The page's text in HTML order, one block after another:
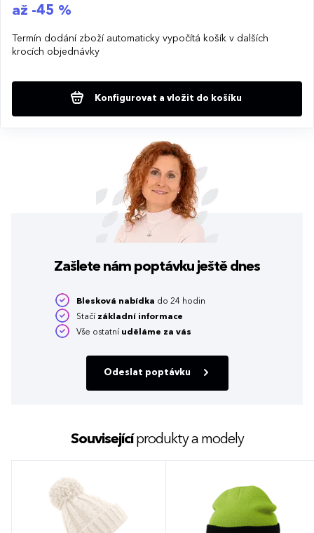
až -45 %
Termín dodání zboží automaticky vypočítá košík v dalších
krocích objednávky
Konfigurovat a vložit do košíku
Zašlete nám poptávku ještě dnes
Blesková nabídka do 24 hodin
Stačí základní informace
Vše ostatní uděláme za vás
Odeslat poptávku
Souvisejícíprodukty a modely